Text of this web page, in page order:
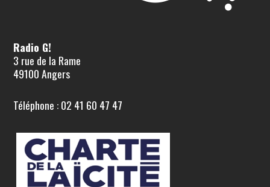
Radio G!
3 rue de la Rame
49100 Angers
Téléphone : 02 41 60 47 47